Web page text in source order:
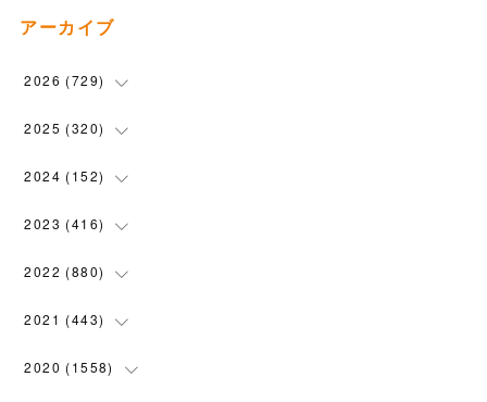
アーカイブ
2026 (729)
(20)
(104
( 110
(119
2025 (320)
(90)
( 100
(72)
( 4 )
2024 (152)
(5 )
(5)
( 7 )
( 6 )
2023 (416)
(28)
(58)
(45)
2022 (880)
(31)
(64)
2021 (443)
(54)
2020 (1558)